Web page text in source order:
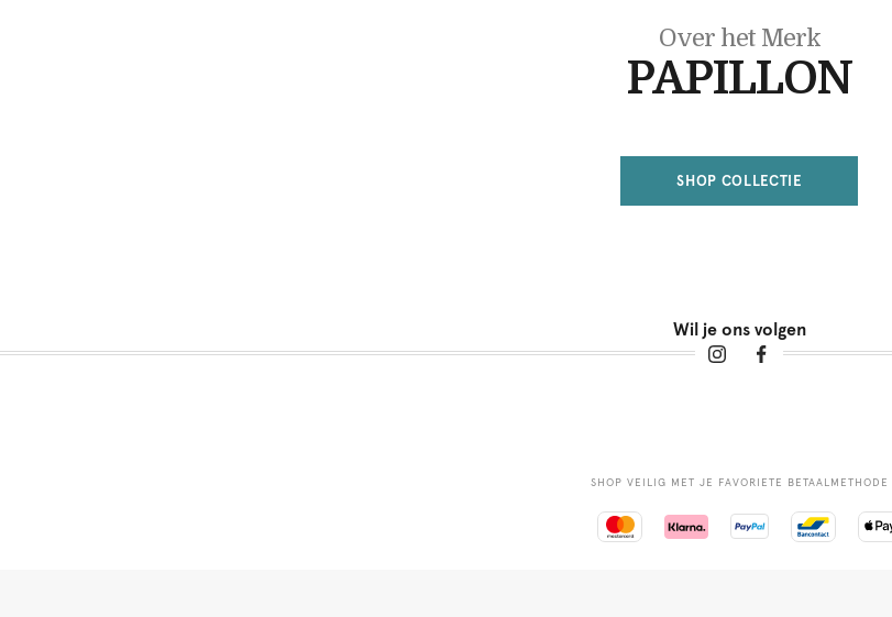
Over het Merk
PAPILLON
SHOP COLLECTIE
Wil je ons volgen
SHOP VEILIG MET JE FAVORIETE BETAALMETHODE